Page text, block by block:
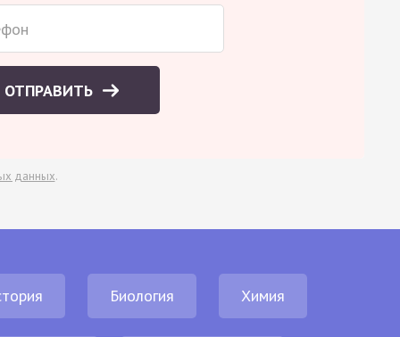
ОТПРАВИТЬ
данных.
Биология Химия